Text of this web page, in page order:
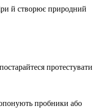
й створює природний
протестувати
пробники або